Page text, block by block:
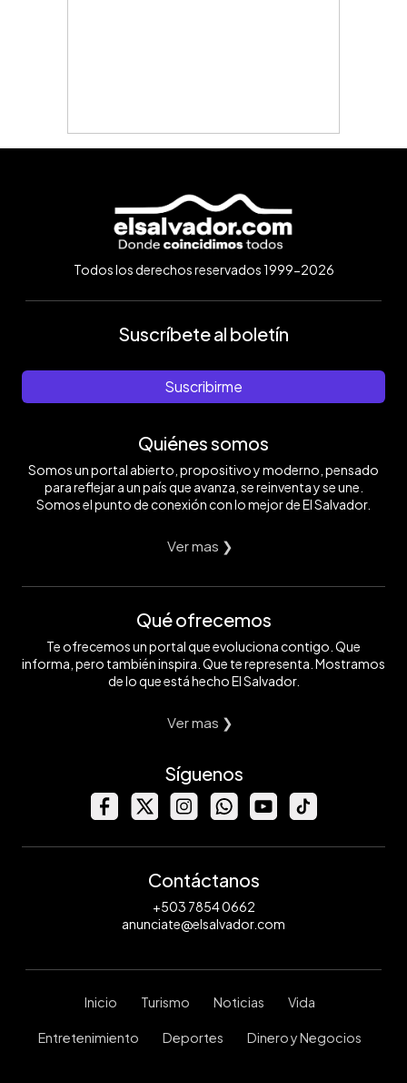
Todos los derechos reservados 1999-2026
Suscríbete al boletín
Suscribirme
Quiénes somos
Somos un portal abierto, propositivo y moderno, pensado
para reflejar a un país que avanza, se reinventa y se une.
Somos el punto de conexión con lo mejor de El Salvador.
Ver mas ❯
Qué ofrecemos
Te ofrecemos un portal que evoluciona contigo. Que
informa, pero también inspira. Que te representa. Mostramos
de lo que está hecho El Salvador.
Ver mas ❯
Síguenos
Contáctanos
+503 7854 0662
anunciate@elsalvador.com
Inicio Turismo Noticias Vida
Entretenimiento Deportes Dinero y Negocios